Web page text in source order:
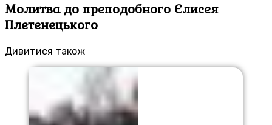
Молитва до преподобного Єлисея
Плетенецького
Дивитися також